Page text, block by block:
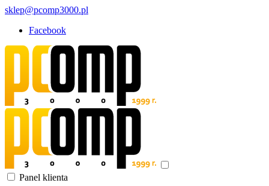
sklep@pcomp3000.pl
Facebook
Panel klienta